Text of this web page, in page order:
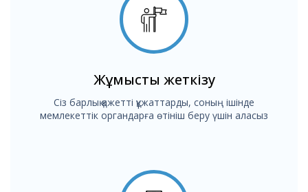
Жұмысты жеткізу
Сіз барлық қажетті құжаттарды, соның ішінде
мемлекеттік органдарға өтініш беру үшін аласыз